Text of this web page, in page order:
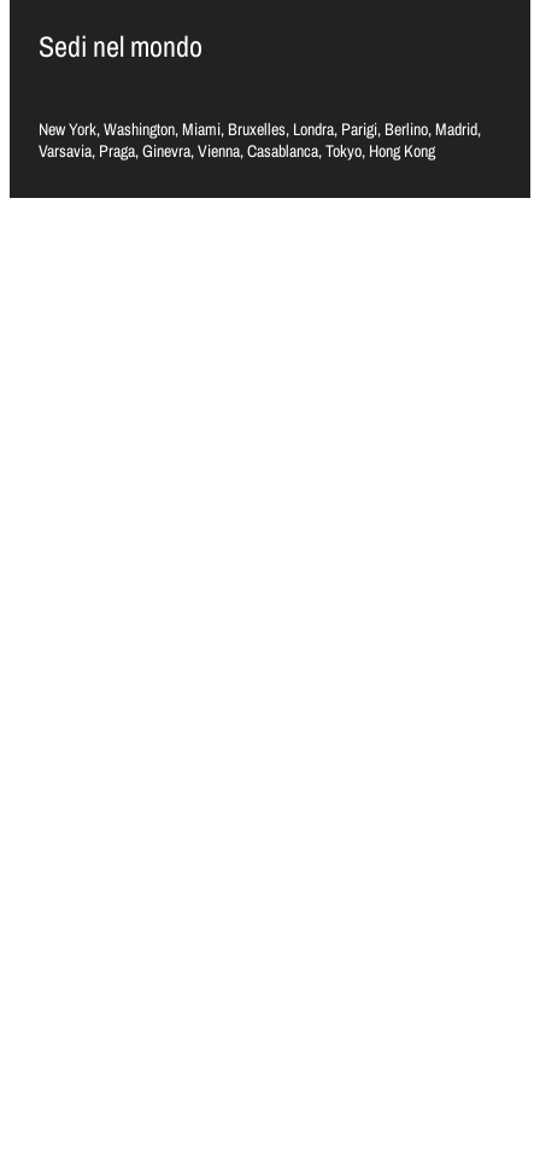
Sedi nel mondo
New York, Washington, Miami, Bruxelles, Londra, Parigi, Berlino, Madrid,
Varsavia, Praga, Ginevra, Vienna, Casablanca, Tokyo, Hong Kong